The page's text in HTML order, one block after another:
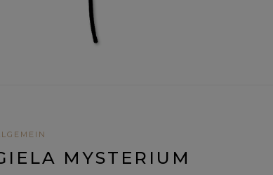
MYSTERIUM